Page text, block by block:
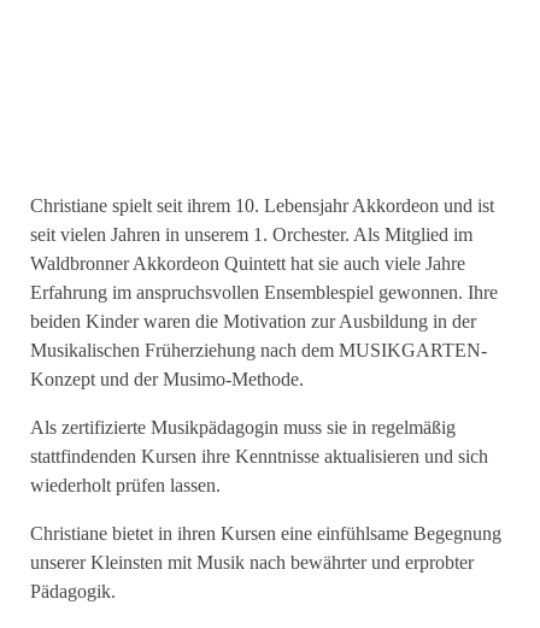
Christiane spielt seit ihrem 10. Lebensjahr Akkordeon und ist
seit vielen Jahren in unserem 1. Orchester. Als Mitglied im
Waldbronner Akkordeon Quintett hat sie auch viele Jahre
Erfahrung im anspruchsvollen Ensemblespiel gewonnen. Ihre
beiden Kinder waren die Motivation zur Ausbildung in der
Musikalischen Früherziehung nach dem MUSIKGARTEN-
Konzept und der Musimo-Methode.
Als zertifizierte Musikpädagogin muss sie in regelmäßig
stattfindenden Kursen ihre Kenntnisse aktualisieren und sich
wiederholt prüfen lassen.
Christiane bietet in ihren Kursen eine einfühlsame Begegnung
unserer Kleinsten mit Musik nach bewährter und erprobter
Pädagogik.